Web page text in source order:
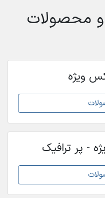
و محصولات
ویژه
- پر ترافیک